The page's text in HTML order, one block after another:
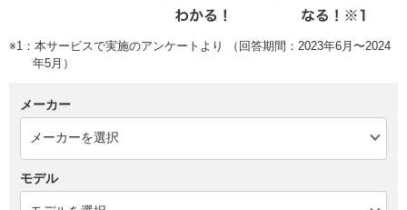
※1：本サービスで実施のアンケートより （回答期間：2023年6月〜2024
年5月）
メーカー
モデル